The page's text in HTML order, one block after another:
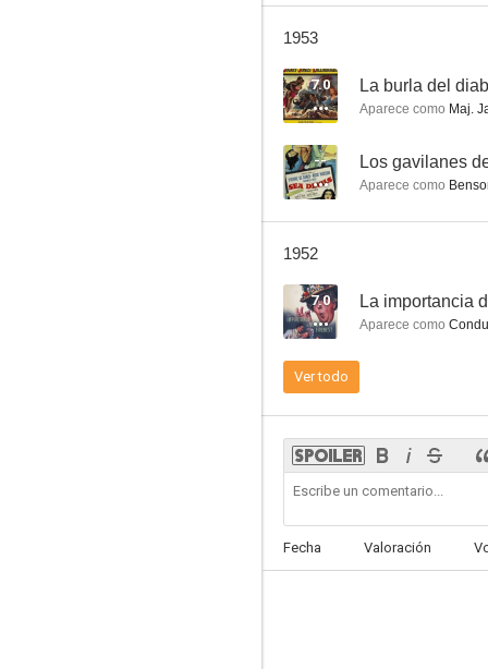
--
--
1953
7.0 La burla del
Aparece como Maj.
-- Los gavilanes
Aparece como
1952
7.0 La importancia
Aparece como
Ver todo
Fecha Valoración